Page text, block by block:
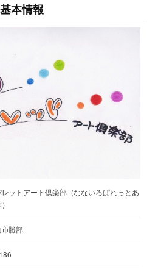
基本情報
ットアート倶楽部（なないろぱれっとあ
勝部